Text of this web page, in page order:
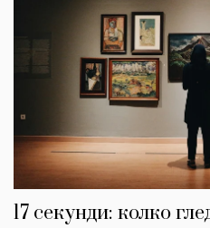
17 секунди: колко